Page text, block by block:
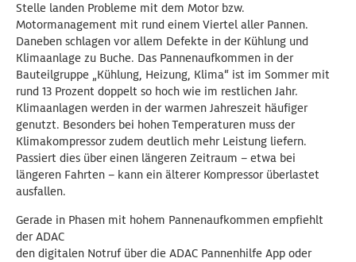
Stelle landen Probleme mit dem Motor bzw.
Motormanagement mit rund einem Viertel aller Pannen.
Daneben schlagen vor allem Defekte in der Kühlung und
Klimaanlage zu Buche. Das Pannenaufkommen in der
Bauteilgruppe „Kühlung, Heizung, Klima“ ist im Sommer mit
rund 13 Prozent doppelt so hoch wie im restlichen Jahr.
Klimaanlagen werden in der warmen Jahreszeit häufiger
genutzt. Besonders bei hohen Temperaturen muss der
Klimakompressor zudem deutlich mehr Leistung liefern.
Passiert dies über einen längeren Zeitraum – etwa bei
längeren Fahrten – kann ein älterer Kompressor überlastet
ausfallen.
Gerade in Phasen mit hohem Pannenaufkommen empfiehlt
der ADAC
den digitalen Notruf über die ADAC Pannenhilfe App oder